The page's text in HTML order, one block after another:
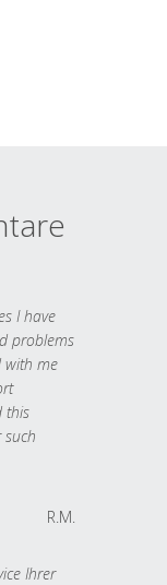
I have
problems
with me
this
R.M.
Ihrer